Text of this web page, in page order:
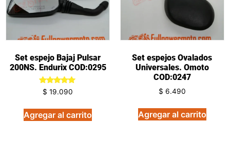
Set espejo Bajaj Pulsar
200NS. Endurix COD:0295
Valorado
en
de 5
$ 19.090
Agregar al carrito
Set espejos Ovalados
Universales. Omoto
COD:0247
$ 6.490
Agregar al carrito